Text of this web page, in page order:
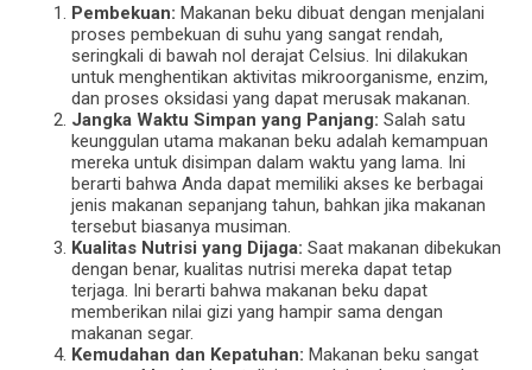
Pembekuan: Makanan beku dibuat dengan menjalani
proses pembekuan di suhu yang sangat rendah,
seringkali di bawah nol derajat Celsius. Ini dilakukan
untuk menghentikan aktivitas mikroorganisme, enzim,
dan proses oksidasi yang dapat merusak makanan.
Jangka Waktu Simpan yang Panjang: Salah satu
keunggulan utama makanan beku adalah kemampuan
mereka untuk disimpan dalam waktu yang lama. Ini
berarti bahwa Anda dapat memiliki akses ke berbagai
jenis makanan sepanjang tahun, bahkan jika makanan
tersebut biasanya musiman.
Kualitas Nutrisi yang Dijaga: Saat makanan dibekukan
dengan benar, kualitas nutrisi mereka dapat tetap
terjaga. Ini berarti bahwa makanan beku dapat
memberikan nilai gizi yang hampir sama dengan
makanan segar.
Kemudahan dan Kepatuhan: Makanan beku sangat